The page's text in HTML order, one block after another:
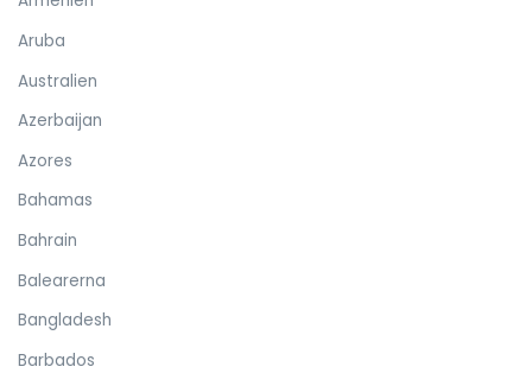
Aruba
Australien
Azerbaijan
Azores
Bahamas
Bahrain
Balearerna
Bangladesh
Barbados